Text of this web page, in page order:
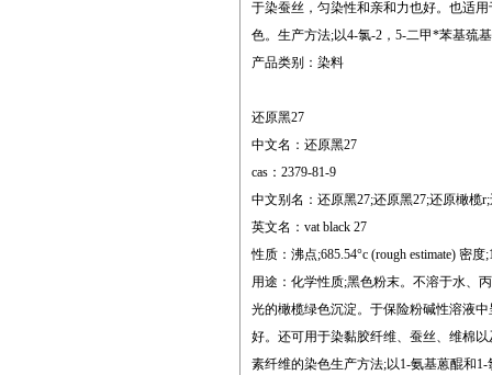
于染蚕丝，匀染性和亲和力也好。也适
色。生产方法;以4-氯-2，5-二甲*苯基巯
产品类别：染料
还原黑27
中文名：还原黑27
cas：2379-81-9
中文别名：还原黑27;还原黑27;还原橄榄
英文名：vat black 27
性质：沸点;685.54°c (rough estimate) 密度
用途：化学性质;黑色粉末。不溶于水、
光的橄榄绿色沉淀。于保险粉碱性溶液
好。还可用于染黏胶纤维、蚕丝、维棉
素纤维的染色生产方法;以1-氨基蒽醌和